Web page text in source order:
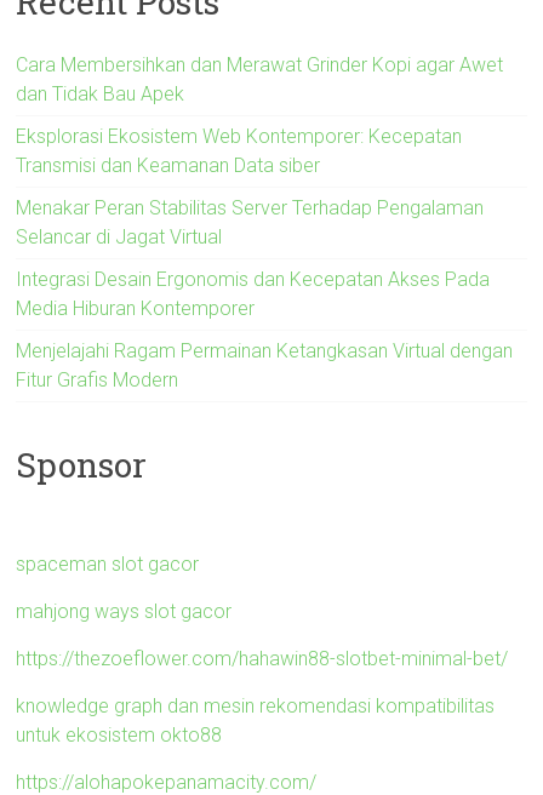
Cara Membersihkan dan Merawat Grinder Kopi agar Awet
dan Tidak Bau Apek
Eksplorasi Ekosistem Web Kontemporer: Kecepatan
Transmisi dan Keamanan Data siber
Menakar Peran Stabilitas Server Terhadap Pengalaman
Selancar di Jagat Virtual
Integrasi Desain Ergonomis dan Kecepatan Akses Pada
Media Hiburan Kontemporer
Menjelajahi Ragam Permainan Ketangkasan Virtual dengan
Fitur Grafis Modern
Sponsor
spaceman slot gacor
mahjong ways slot gacor
https://thezoeflower.com/hahawin88-slotbet-minimal-bet/
knowledge graph dan mesin rekomendasi kompatibilitas
untuk ekosistem okto88
https://alohapokepanamacity.com/